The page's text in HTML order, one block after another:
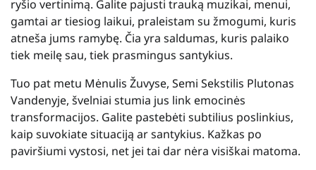
ryšio vertinimą. Galite pajusti trauką muzikai, menui,
gamtai ar tiesiog laikui, praleistam su žmogumi, kuris
atneša jums ramybę. Čia yra saldumas, kuris palaiko
tiek meilę sau, tiek prasmingus santykius.
Tuo pat metu Mėnulis Žuvyse, Semi Sekstilis Plutonas
Vandenyje, švelniai stumia jus link emocinės
transformacijos. Galite pastebėti subtilius poslinkius,
kaip suvokiate situaciją ar santykius. Kažkas po
paviršiumi vystosi, net jei tai dar nėra visiškai matoma.